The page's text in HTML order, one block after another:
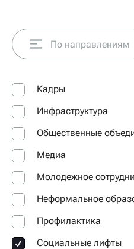
По направлениям
Кадры
Инфраструктура
Общественные
Медиа
Молодежное
Неформальное
Профилактика
Социальные лифты